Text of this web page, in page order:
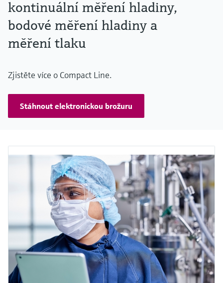
kontinuální měření hladiny,
bodové měření hladiny a
měření tlaku
Zjistěte více o Compact Line.
Stáhnout elektronickou brožuru